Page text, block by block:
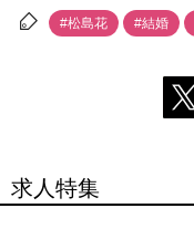
#松島花 #結婚
求人特集